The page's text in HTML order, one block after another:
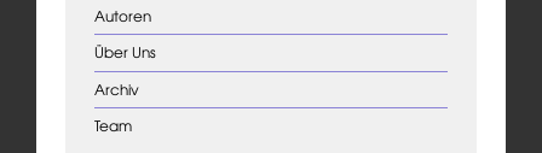
Autoren
Über Uns
Archiv
Team